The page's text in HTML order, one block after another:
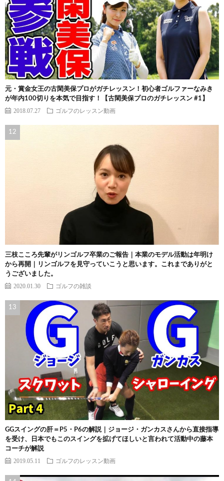
元・賞金女王の古閑美保プロがガチレッスン！初心者ゴルファーなみき
が年内100切りを本気で目指す！【古閑美保プロのガチレッスン #1】
2018.07.27 ゴルフのレッスン動画
三枝こころ先輩がリンゴルフ卒業のご報告｜本業のモデル活動は年明け
から再開｜リンゴルフを見守っていこうと思います。これまでありがと
うございました。
2020.01.30 ゴルフの雑談
GGスイングの肝＝P5・P6の解説｜ジョージ・ガンカスさんから直接指導
を受け、日本でもこのスイングを拡げてほしいと言われて活動中の藤本
コーチが解説
2019.05.11 ゴルフのレッスン動画